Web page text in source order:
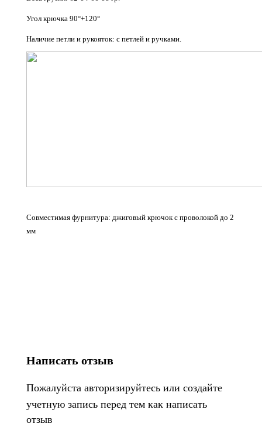
Угол крючка 90°+120°
Наличие петли и рукояток: с петлей и ручками.
Совместимая фурнитура: джиговый крючок с проволокой до 2
мм
Написать отзыв
Пожалуйста авторизируйтесь или создайте
учетную запись перед тем как написать
отзыв